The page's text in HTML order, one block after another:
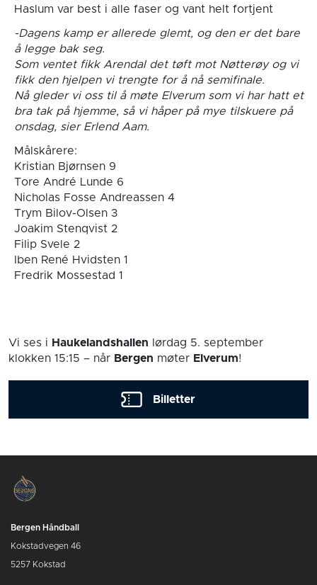
Haslum var best i alle faser og vant helt fortjent
-Dagens kamp er allerede glemt, og den er det bare
å legge bak seg.
Som ventet fikk Arendal det tøft mot Nøtterøy og vi
fikk den hjelpen vi trengte for å nå semifinale.
Nå gleder vi oss til å møte Elverum som vi har hatt et
bra tak på hjemme, så vi håper på mye tilskuere på
onsdag, sier Erlend Aam.
Målskårere:
Kristian Bjørnsen 9
Tore André Lunde 6
Nicholas Fosse Andreassen4
Trym Bilov-Olsen3
Joakim Stenqvist2
Filip Svele 2
Iben René Hvidsten1
Fredrik Mossestad 1
Vi ses i Haukelandshallen lørdag 5. september
klokken 15:15 – når Bergen møter Elverum!
Billetter
Bergen Håndball
Kokstadvegen 46
5257 Kokstad